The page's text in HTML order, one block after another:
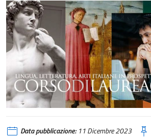
Data pubblicazione:11 Dicembre 2023